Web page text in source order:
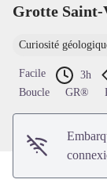
Grotte Saint-
Curiosité
Facile 3h
Boucle
GR®